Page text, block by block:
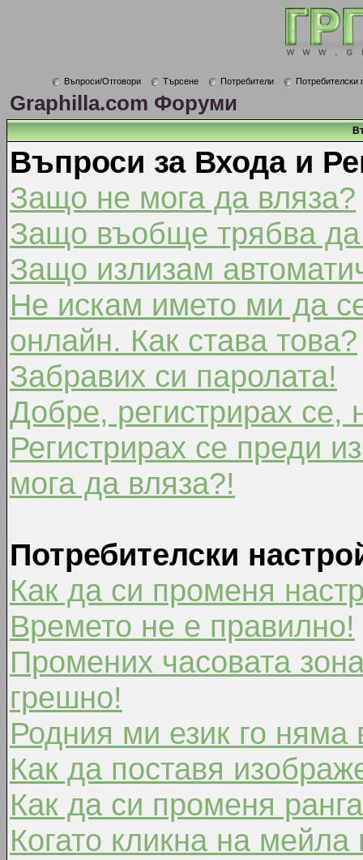
Въпроси/Отговори Търсене Потребители Потребителски
Graphilla.com Форуми
Въпроси за Входа и
Защо не мога да вляза?
Защо въобще трябва да
Защо излизам
Не искам името ми да
онлайн. Как става това?
Забравих си паролата!
Добре, регистрирах се,
Регистрирах се преди
мога да вляза?!
Потребителски
Как да си променя
Времето не е правилно!
Промених часовата
грешно!
Родния ми език го няма
Как да поставя
Как да си променя
Когато кликна на